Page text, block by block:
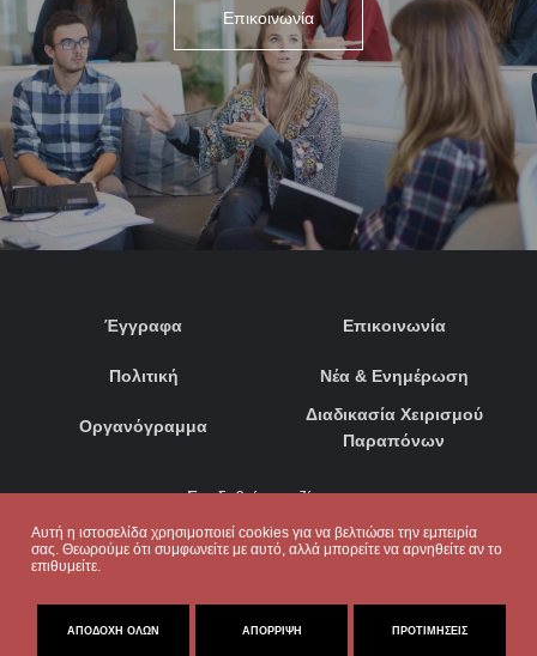
Αυτή η ιστοσελίδα χρησιμοποιεί cookies για να βελτιώσει την εμπειρία
σας. Θεωρούμε ότι συμφωνείτε με αυτό, αλλά μπορείτε να αρνηθείτε αν το
επιθυμείτε.
ΑΠΟΔΟΧΉ ΌΛΩΝ ΑΠΌΡΡΙΨΗ ΠΡΟΤΙΜΉΣΕΙΣ
Επικοινωνία
Έγγραφα
Πολιτική
Οργανόγραμμα
Επικοινωνία
Νέα & Ενημέρωση
Διαδικασία Χειρισμού
Παραπόνων
Συνδεθείτε μαζί μας: